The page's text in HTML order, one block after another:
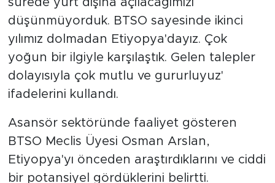
düşünmüyorduk. BTSO sayesinde ikinci
yılımız dolmadan Etiyopya'dayız. Çok
yoğun bir ilgiyle karşılaştık. Gelen talepler
dolayısıyla çok mutlu ve gururluyuz'
ifadelerini kullandı.
Asansör sektöründe faaliyet gösteren
BTSO Meclis Üyesi Osman Arslan,
Etiyopya'yı önceden araştırdıklarını ve ciddi
bir potansiyel gördüklerini belirtti.